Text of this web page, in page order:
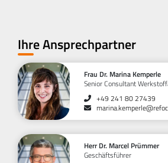
Ihre Ansprechpartner
Frau Dr. Marina Kemperle
Senior Consultant
+49 241 80 27439
Herr Dr. Marcel Prümmer
Geschäftsführer